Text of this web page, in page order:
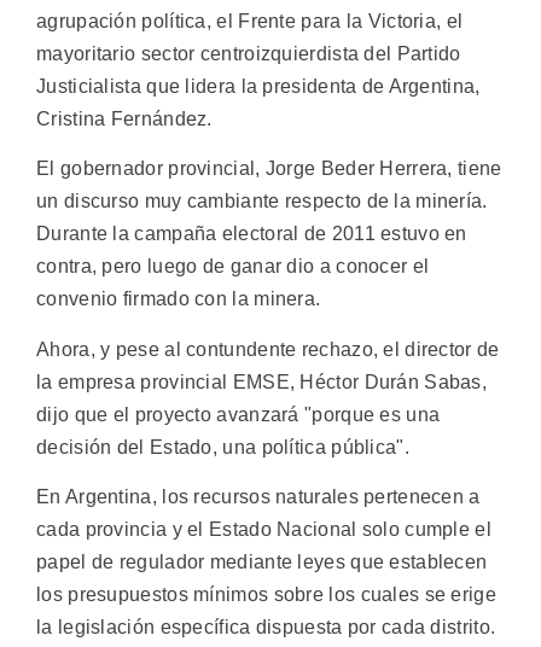
agrupación política, el Frente para la Victoria, el
mayoritario sector centroizquierdista del Partido
Justicialista que lidera la presidenta de Argentina,
Cristina Fernández.
El gobernador provincial, Jorge Beder Herrera, tiene
un discurso muy cambiante respecto de la minería.
Durante la campaña electoral de 2011 estuvo en
contra, pero luego de ganar dio a conocer el
convenio firmado con la minera.
Ahora, y pese al contundente rechazo, el director de
la empresa provincial EMSE, Héctor Durán Sabas,
dijo que el proyecto avanzará "porque es una
decisión del Estado, una política pública".
En Argentina, los recursos naturales pertenecen a
cada provincia y el Estado Nacional solo cumple el
papel de regulador mediante leyes que establecen
los presupuestos mínimos sobre los cuales se erige
la legislación específica dispuesta por cada distrito.